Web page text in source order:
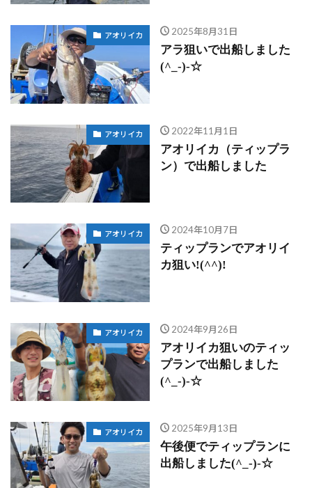
アオリイカ 2025年8月31日
アラ狙いで出船しました
(^_-)-☆
アオリイカ 2022年11月1日
アオリイカ（ティップラ
ン）で出船しました
アオリイカ 2024年10月7日
ティップランでアオリイ
カ狙い!(^^)!
アオリイカ 2024年9月26日
アオリイカ狙いのティッ
プランで出船しました
(^_-)-☆
アオリイカ 2025年9月13日
午後便でティップランに
出船しました(^_-)-☆